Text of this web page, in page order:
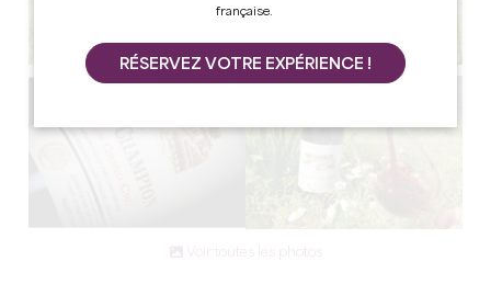
française.
RÉSERVEZ VOTRE EXPÉRIENCE !